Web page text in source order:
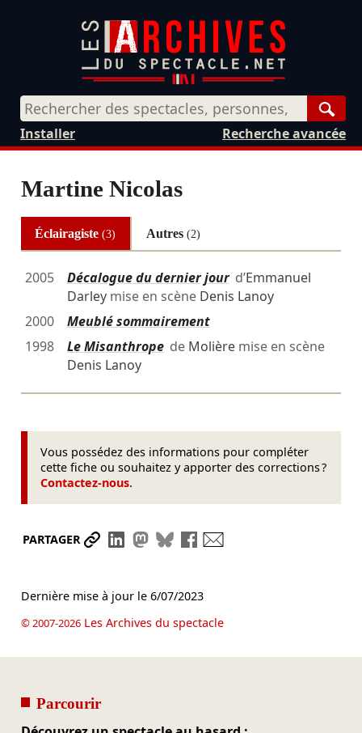
Recherche avancée
Installer
Martine Nicolas
Éclairagiste(3) Autres (2)
2005 Décalogue du dernier jourd’Emmanuel
Darleymise en scène Denis Lanoy
2000
Meublé sommairement
1998
Le Misanthropede Molièremise en scène
Denis Lanoy
Vous possédez des informations pour compléter
cette fiche ou souhaitez y apporter des corrections ?
Contactez-nous.
PARTAGER Partager le lien
Partager sur LinkedIn
Partager sur Mastodon
Partager sur Bluesky
Partager sur Facebook
Dernière mise à jour le 6/07/2023
© 2007-2026Les Archives du spectacle
Parcourir